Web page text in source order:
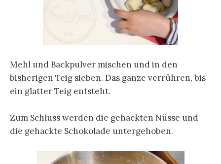
Mehl und Backpulver mischen und in den
bisherigen Teig sieben. Das ganze verrühren, bis
ein glatter Teig entsteht.
Zum Schluss werden die gehackten Nüsse und
die gehackte Schokolade untergehoben.